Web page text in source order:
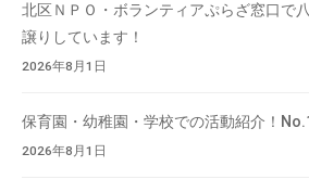
北区ＮＰＯ・ボランティアぷらざ窓口で
譲りしています！
2026年8月1日
保育園・幼稚園・学校での活動紹介！
2026年8月1日